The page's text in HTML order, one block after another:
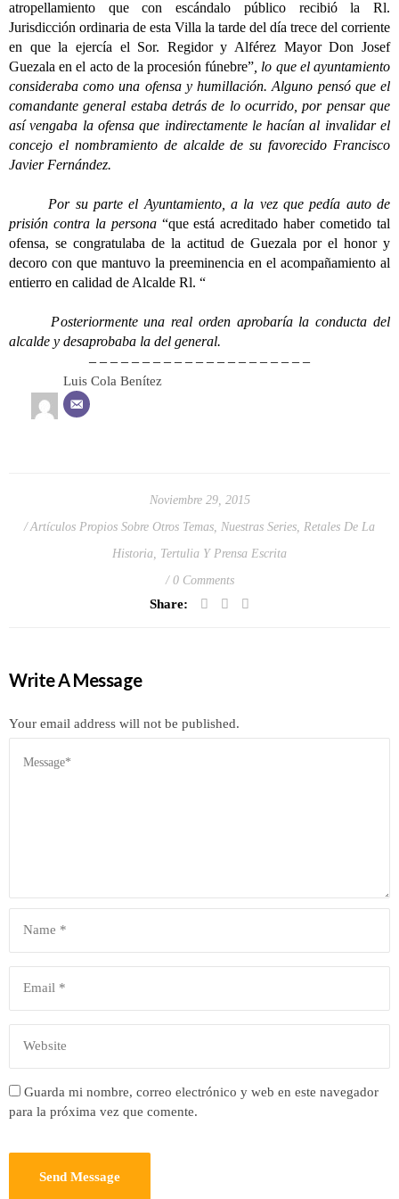
atropellamiento que con escándalo público recibió la Rl.
Jurisdicción ordinaria de esta Villa la tarde del día trece del corriente
en que la ejercía el Sor. Regidor y Alférez Mayor Don Josef
Guezala en el acto de la procesión fúnebre” , lo que el ayuntamiento
consideraba como una ofensa y humillación. Alguno pensó que el
comandante general estaba detrás de lo ocurrido, por pensar que
así vengaba la ofensa que indirectamente le hacían al invalidar el
concejo el nombramiento de alcalde de su favorecido Francisco
Javier Fernández.
Por su parte el Ayuntamiento, a la vez que pedía auto de
prisión contra la persona “que está acreditado haber cometido tal
ofensa, se congratulaba de la actitud de Guezala por el honor y
decoro con que mantuvo la preeminencia en el acompañamiento al
entierro en calidad de Alcalde Rl. “
Posteriormente una real orden aprobaría la conducta del
alcalde y desaprobaba la del general.
– – – – – – – – – – – – – – – – – – – – –
Luis Cola Benítez
Noviembre 29, 2015
Artículos Propios Sobre Otros Temas Nuestras Series Retales De La
Historia Tertulia Y Prensa Escrita
0 Comments
Share:
Write A Message
Your email address will not be published.
Guarda mi nombre, correo electrónico y web en este navegador
para la próxima vez que comente.